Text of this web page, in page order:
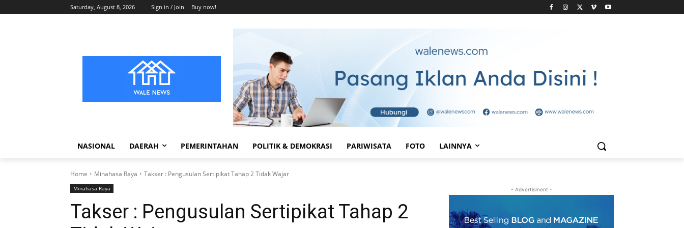
Saturday, August 8, 2026 Sign in / Join Buy now!
NASIONAL DAERAH PEMERINTAHAN POLITIK & DEMOKRASI PARIWISATA FOTO LAINNYA
Home Minahasa Raya Takser : Pengusulan Sertipikat Tahap 2 Tidak Wajar
Minahasa Raya
Takser : Pengusulan Sertipikat Tahap 2
- Advertisment -